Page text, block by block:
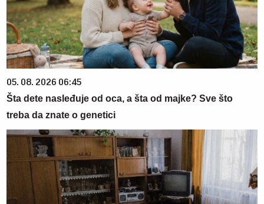
05. 08. 2026 06:45
Šta dete nasleđuje od oca, a šta od majke? Sve što
treba da znate o genetici